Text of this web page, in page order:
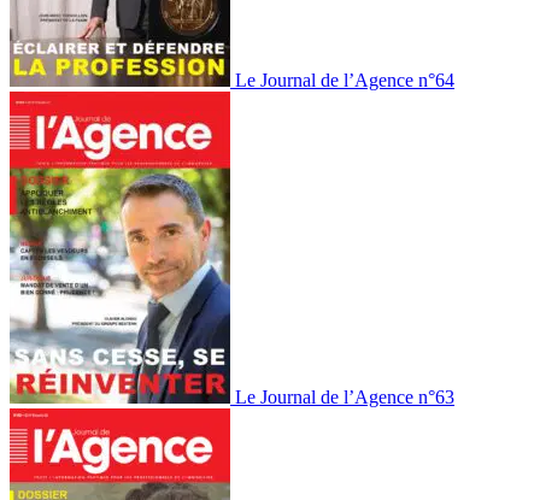
Le Journal de l’Agence n°64
Le Journal de l’Agence n°63